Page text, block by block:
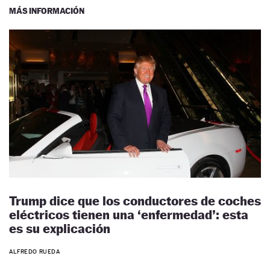
MÁS INFORMACIÓN
Trump dice que los conductores de coches
eléctricos tienen una ‘enfermedad’: esta
es su explicación
ALFREDO RUEDA